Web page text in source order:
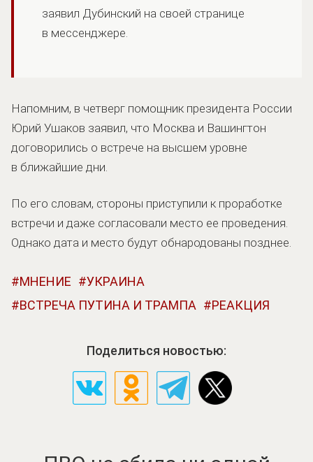
заявил Дубинский на своей странице
в мессенджере.
Напомним, в четверг помощник президента России
Юрий Ушаков заявил, что Москва и Вашингтон
договорились о встрече на высшем уровне
в ближайшие дни.
По его словам, стороны приступили к проработке
встречи и даже согласовали место ее проведения.
Однако дата и место будут обнародованы позднее.
МНЕНИЕ
УКРАИНА
ВСТРЕЧА ПУТИНА И ТРАМПА
РЕАКЦИЯ
Поделиться новостью: